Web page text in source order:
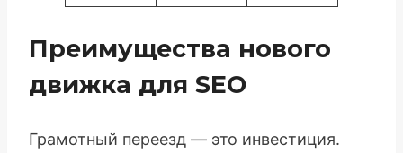
Преимущества нового
движка для SEO
Грамотный переезд — это инвестиция.